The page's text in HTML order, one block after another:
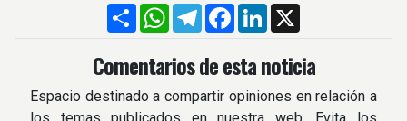
CompartirWhatsApp
TelegramFacebook
LinkedIn
Comentarios de esta noticia
Espacio destinado a compartir opiniones en relación a